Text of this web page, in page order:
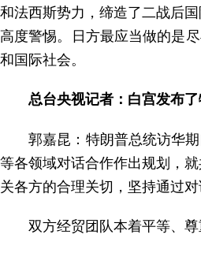
和法西斯势力，缔造了二战后
高度警惕。日方最应当做的是
和国际社会。
总台央视记者：白宫发布
郭嘉昆：特朗普总统访华
等各领域对话合作作出规划，
关各方的合理关切，坚持通过对
双方经贸团队本着平等、